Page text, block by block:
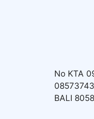
No KTA
BALI